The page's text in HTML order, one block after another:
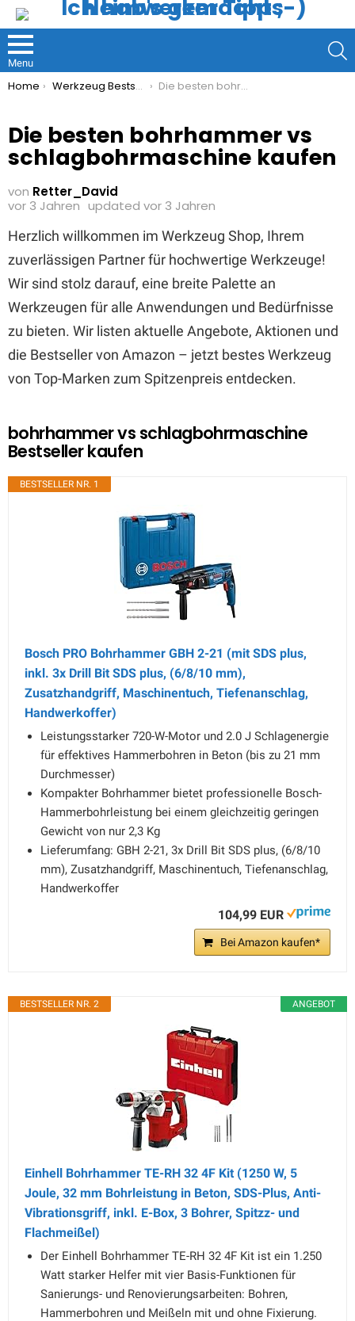
Menu
You are here:
Home Werkzeug Bestseller Die besten bohrhammer vs schlagbohrmaschine kaufen
Die besten bohrhammer vs
schlagbohrmaschine kaufen
von Retter_David
vor 3 Jahren updated vor 3 Jahren
Herzlich willkommen im Werkzeug Shop, Ihrem
zuverlässigen Partner für hochwertige Werkzeuge!
Wir sind stolz darauf, eine breite Palette an
Werkzeugen für alle Anwendungen und Bedürfnisse
zu bieten. Wir listen aktuelle Angebote, Aktionen und
die Bestseller von Amazon – jetzt bestes Werkzeug
von Top-Marken zum Spitzenpreis entdecken.
bohrhammer vs schlagbohrmaschine
Bestseller kaufen
BESTSELLER NR. 1
Bosch PRO Bohrhammer GBH 2-21 (mit SDS plus,
inkl. 3x Drill Bit SDS plus, (6/8/10 mm),
Zusatzhandgriff, Maschinentuch, Tiefenanschlag,
Handwerkoffer)
Leistungsstarker 720-W-Motor und 2.0 J Schlagenergie
für effektives Hammerbohren in Beton (bis zu 21 mm
Durchmesser)
Kompakter Bohrhammer bietet professionelle Bosch-
Hammerbohrleistung bei einem gleichzeitig geringen
Gewicht von nur 2,3 Kg
Lieferumfang: GBH 2-21, 3x Drill Bit SDS plus, (6/8/10
mm), Zusatzhandgriff, Maschinentuch, Tiefenanschlag,
Handwerkoffer
104,99 EUR
Bei Amazon kaufen*
ANGEBOT
BESTSELLER NR. 2
Einhell Bohrhammer TE-RH 32 4F Kit (1250 W, 5
Joule, 32 mm Bohrleistung in Beton, SDS-Plus, Anti-
Vibrationsgriff, inkl. E-Box, 3 Bohrer, Spitzz- und
Flachmeißel)
Der Einhell Bohrhammer TE-RH 32 4F Kit ist ein 1.250
Watt starker Helfer mit vier Basis-Funktionen für
Sanierungs- und Renovierungsarbeiten: Bohren,
Hammerbohren und Meißeln mit und ohne Fixierung.